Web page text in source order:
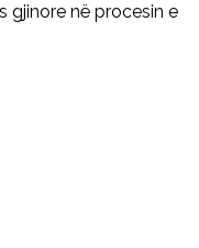
gjinore në procesin e